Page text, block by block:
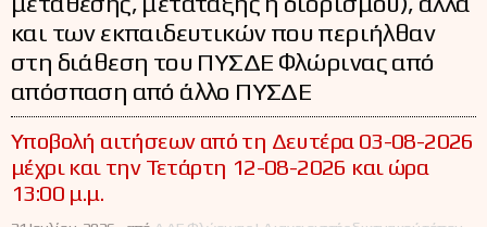
και των εκπαιδευτικών που περιήλθαν
στη διάθεση του ΠΥΣΔΕ Φλώρινας από
απόσπαση από άλλο ΠΥΣΔΕ
Υποβολή αιτήσεων από τη Δευτέρα 03-08-2026
μέχρι και την Τετάρτη 12-08-2026 και ώρα
13:00 μ.μ.